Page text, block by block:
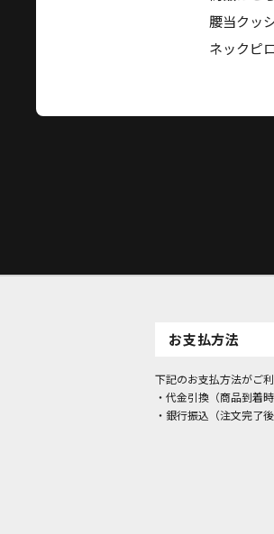
腰当クッ
ネックピ
お支払方法
下記のお支払方法がご
・代金引換（商品到着
・銀行振込（注文完了